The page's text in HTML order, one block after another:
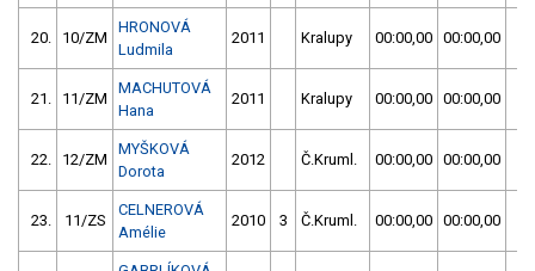
20. 10/ZM
HRONOVÁ
Ludmila
2011 Kralupy 00:00,00 00:00,00
21. 11/ZM
MACHUTOVÁ
Hana
2011 Kralupy 00:00,00 00:00,00
22. 12/ZM
MYŠKOVÁ
Dorota
2012 Č.Kruml. 00:00,00 00:00,00
23. 11/ZS
CELNEROVÁ
Amélie
2010 3 Č.Kruml. 00:00,00 00:00,00